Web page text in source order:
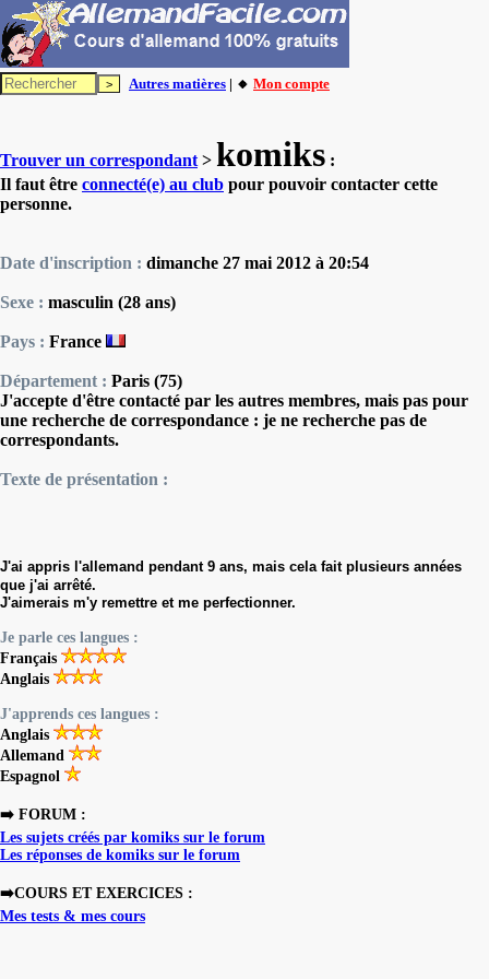
Autres matières | 🔸 Mon compte
Trouver un correspondant > komiks :
Il faut être connecté(e) au club pour pouvoir contacter cette
personne.
Date d'inscription : dimanche 27 mai 2012 à 20:54
Sexe : masculin (28 ans)
Pays : France
Département : Paris (75)
J'accepte d'être contacté par les autres membres, mais pas pour
une recherche de correspondance : je ne recherche pas de
correspondants.
Texte de présentation :
J'ai appris l'allemand pendant 9 ans, mais cela fait plusieurs années
que j'ai arrêté.
J'aimerais m'y remettre et me perfectionner.
Je parle ces langues :
Français
Anglais
J'apprends ces langues :
Anglais
Allemand
Espagnol
➡️ FORUM :
Les sujets créés par komiks sur le forum
Les réponses de komiks sur le forum
➡️COURS ET EXERCICES :
Mes tests & mes cours